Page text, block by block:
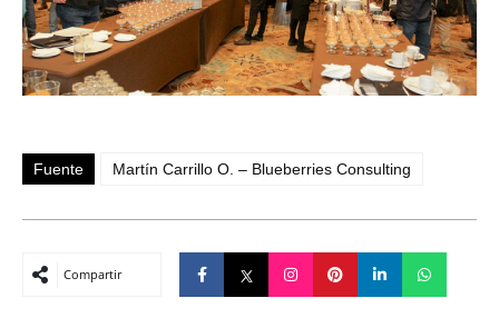
Fuente Martín Carrillo O. – Blueberries Consulting
Compartir